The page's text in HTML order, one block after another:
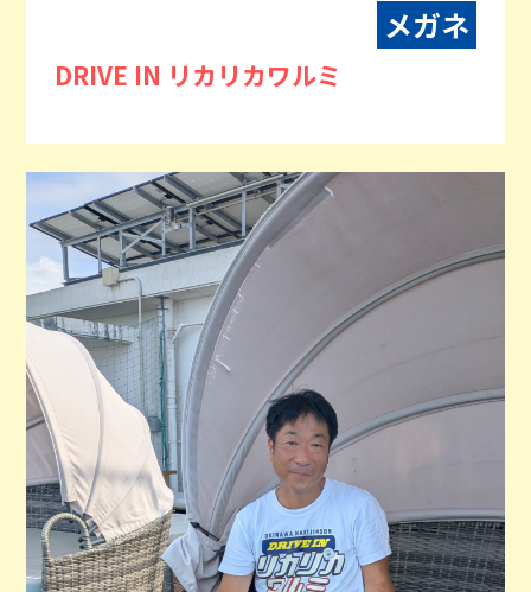
メガネ
DRIVE IN リカリカワルミ